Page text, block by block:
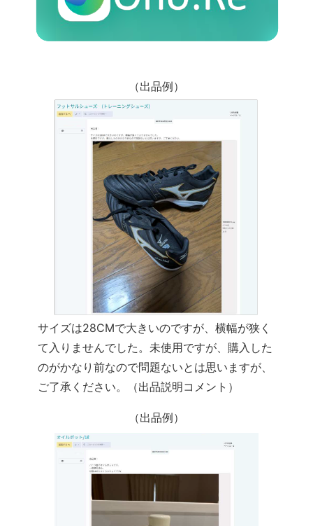
（出品例）
サイズは28CMで大きいのですが、横幅が狭く
て入りませんでした。未使用ですが、購入した
のがかなり前なので問題ないとは思いますが、
ご了承ください。
（出品説明コメント）
（出品例）